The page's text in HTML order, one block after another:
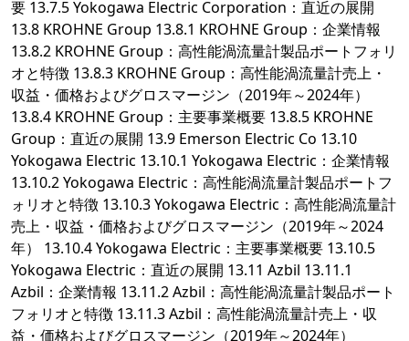
要 13.7.5 Yokogawa Electric Corporation：直近の展開
13.8 KROHNE Group 13.8.1 KROHNE Group：企業情報
13.8.2 KROHNE Group：高性能渦流量計製品ポートフォリ
オと特徴 13.8.3 KROHNE Group：高性能渦流量計売上・
収益・価格およびグロスマージン（2019年～2024年）
13.8.4 KROHNE Group：主要事業概要 13.8.5 KROHNE
Group：直近の展開 13.9 Emerson Electric Co 13.10
Yokogawa Electric 13.10.1 Yokogawa Electric：企業情報
13.10.2 Yokogawa Electric：高性能渦流量計製品ポートフ
ォリオと特徴 13.10.3 Yokogawa Electric：高性能渦流量計
売上・収益・価格およびグロスマージン（2019年～2024
年） 13.10.4 Yokogawa Electric：主要事業概要 13.10.5
Yokogawa Electric：直近の展開 13.11 Azbil 13.11.1
Azbil：企業情報 13.11.2 Azbil：高性能渦流量計製品ポート
フォリオと特徴 13.11.3 Azbil：高性能渦流量計売上・収
益・価格およびグロスマージン（2019年～2024年）